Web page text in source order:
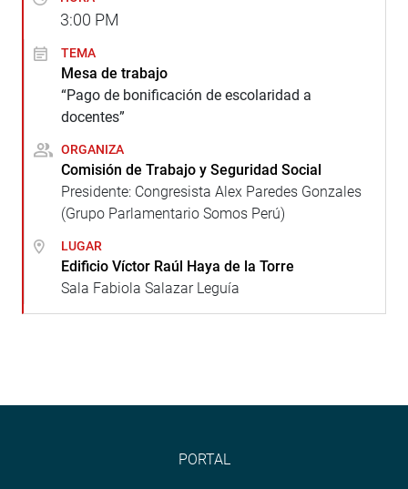
3:00 PM
TEMA
Mesa de trabajo
“Pago de bonificación de escolaridad a
docentes”
ORGANIZA
Comisión de Trabajo y Seguridad Social
Presidente: Congresista Alex Paredes Gonzales
(Grupo Parlamentario Somos Perú)
LUGAR
Edificio Víctor Raúl Haya de la Torre
Sala Fabiola Salazar Leguía
PORTAL